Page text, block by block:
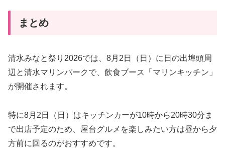
まとめ
清水みなと祭り2026では、8月2日（日）に日の出埠頭周
辺と清水マリンパークで、飲食ブース「マリンキッチン」
が開催されます。
特に8月2日（日）はキッチンカーが10時から20時30分ま
で出店予定のため、屋台グルメを楽しみたい方は昼から夕
方前に回るのがおすすめです。